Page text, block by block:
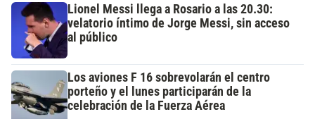
Lionel Messi llega a Rosario a las 20.30:
velatorio íntimo de Jorge Messi, sin acceso
al público
Los aviones F 16 sobrevolarán el centro
porteño y el lunes participarán de la
celebración de la Fuerza Aérea